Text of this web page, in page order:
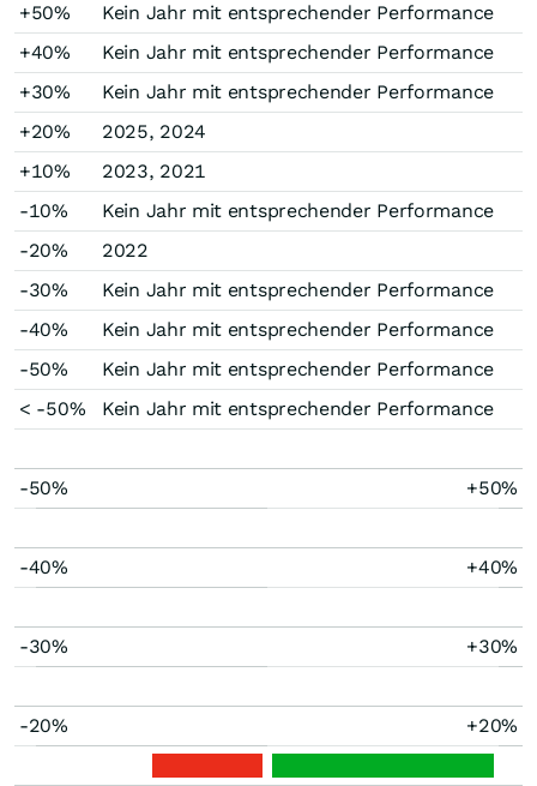
+50%
Kein Jahr mit entsprechender Performance
+40%
Kein Jahr mit entsprechender Performance
+30%
Kein Jahr mit entsprechender Performance
+20%
2025, 2024
+10%
2023, 2021
-10%
Kein Jahr mit entsprechender Performance
-20%
2022
-30%
Kein Jahr mit entsprechender Performance
-40%
Kein Jahr mit entsprechender Performance
-50%
Kein Jahr mit entsprechender Performance
< -50%
Kein Jahr mit entsprechender Performance
-50% +50%
-40% +40%
-30% +30%
-20% +20%